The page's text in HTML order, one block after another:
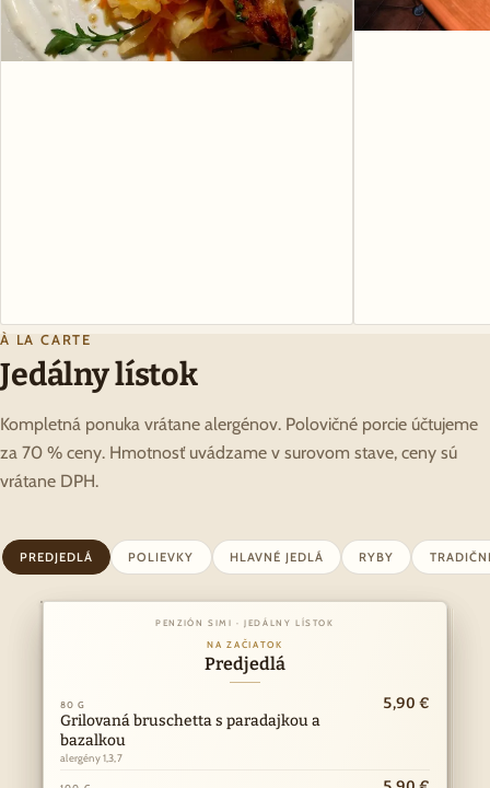
À LA CARTE
Jedálny lístok
Kompletná ponuka vrátane alergénov. Polovičné porcie účtujeme
za 70 % ceny. Hmotnosť uvádzame v surovom stave, ceny sú
vrátane DPH.
PREDJEDLÁ POLIEVKY HLAVNÉ JEDLÁ RYBY
PENZIÓN SIMI · JEDÁLNY LÍSTOK
NA ZAČIATOK
Predjedlá
80 G
Grilovaná bruschetta s paradajkou a
bazalkou
5,90 €
alergény 1,3,7
PENZIÓN SIMI · JEDÁLNY LÍSTOK
Z NAŠEJ KUCHYNE
Hlavné jedlá
150 G
Vyprážaný bravčový alebo kurací rezeň
10,90 €
alergény 1,3,7
150 G
Kurací steak